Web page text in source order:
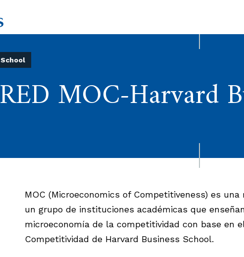
School
RED MOC-Harvard
MOC (Microeconomics of Competitiveness) es
un grupo de instituciones académicas que
microeconomía de la competitividad con base en
Competitividad de Harvard Business School.